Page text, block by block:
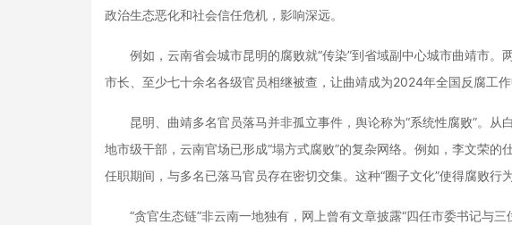
政治生态恶化和社会信任危机，影响深远。
例如，云南省会城市昆明的腐败就“传染”到省域副中心城市曲靖市。
市长、至少七十余名各级官员相继被查，让曲靖成为2024年全国反腐工作
昆明、曲靖多名官员落马并非孤立事件，舆论称为“系统性腐败”。从
地市级干部，云南官场已形成“塌方式腐败”的复杂网络。例如，李文荣
任职期间，与多名已落马官员存在密切交集。这种“圈子文化”使得腐败行
“贪官生态链”非云南一地独有，网上曾有文章披露“四任市委书记与三